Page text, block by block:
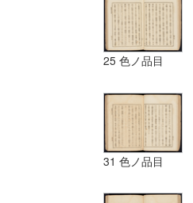
25 色ノ品目
31 色ノ品目